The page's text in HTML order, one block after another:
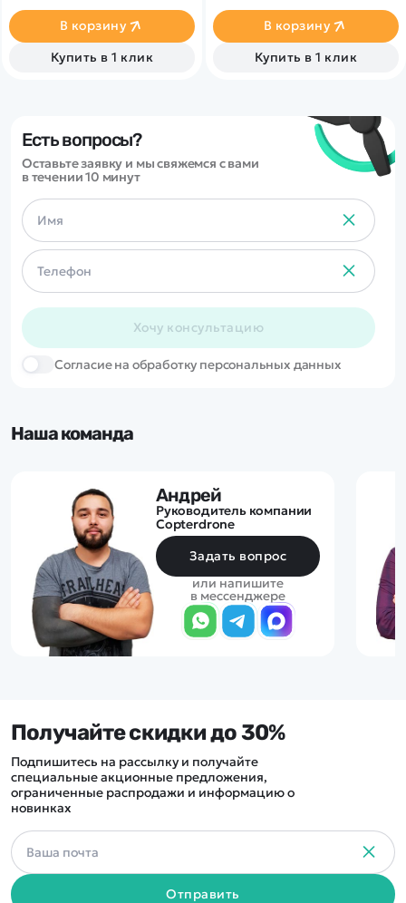
В корзину
Купить в 1 клик
выполнен в масштабе 1/16 и
отличается от конкурентов
наличием интеллектуальной
аккумуляторной батареи,
цены и качества деталей.
В корзину
Купить в 1 клик
Есть вопросы?
Оставьте заявку и мы свяжемся с вами
в течении 10 минут
Хочу консультацию
Cогласие на обработку персональных данных
Наша команда
Андрей
Руководитель компании
Copterdrone
Задать вопрос
или напишите
в мессенджере
Получайте скидки до 30%
Подпишитесь на рассылку и получайте
специальные акционные предложения,
ограниченные распродажи и информацию о
новинках
Отправить